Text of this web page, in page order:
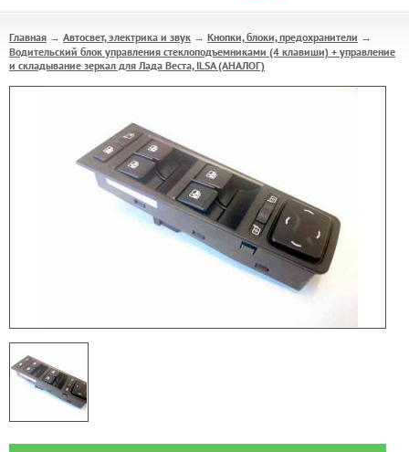
Главная → Автосвет, электрика и звук → Кнопки, блоки, предохранители →
Водительский блок управления стеклоподъемниками (4 клавиши) + управление
и складывание зеркал для Лада Веста, ILSA (АНАЛОГ)